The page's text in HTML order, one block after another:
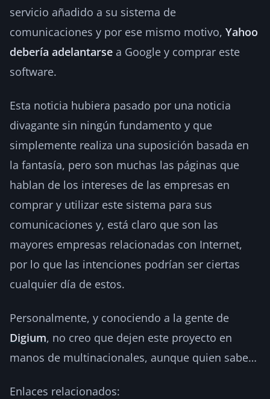
servicio añadido a su sistema de
comunicaciones y por ese mismo motivo, Yahoo
debería adelantarse a Google y comprar este
software.
Esta noticia hubiera pasado por una noticia
divagante sin ningún fundamento y que
simplemente realiza una suposición basada en
la fantasía, pero son muchas las páginas que
hablan de los intereses de las empresas en
comprar y utilizar este sistema para sus
comunicaciones y, está claro que son las
mayores empresas relacionadas con Internet,
por lo que las intenciones podrían ser ciertas
cualquier día de estos.
Personalmente, y conociendo a la gente de
Digium, no creo que dejen este proyecto en
manos de multinacionales, aunque quien sabe…
Enlaces relacionados: